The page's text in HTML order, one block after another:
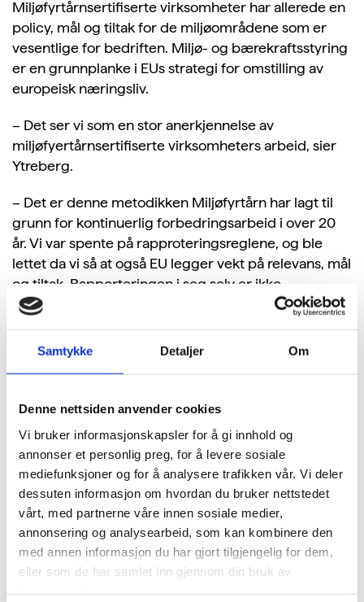
Samtykke Detaljer Om
Denne nettsiden anvender cookies
Vi bruker informasjonskapsler for å gi innhold og
annonser et personlig preg, for å levere sosiale
mediefunksjoner og for å analysere trafikken vår. Vi deler
dessuten informasjon om hvordan du bruker nettstedet
vårt, med partnerne våre innen sosiale medier,
annonsering og analysearbeid, som kan kombinere den
med annen informasjon du har gjort tilgjengelig for dem,
eller som de har samlet inn gjennom din bruk av
Miljøfyrtårnsertifiserte virksomheter har allerede en
policy, mål og tiltak for de miljøområdene som er
vesentlige for bedriften. Miljø- og bærekraftsstyring
er en grunnplanke i EUs strategi for omstilling av
europeisk næringsliv.
– Det ser vi som en stor anerkjennelse av
miljøfyertårnsertifiserte virksomheters arbeid, sier
Ytreberg.
– Det er denne metodikken Miljøfyrtårn har lagt til
grunn for kontinuerlig forbedringsarbeid i over 20
år. Vi var spente på rapproteringsreglene, og ble
lettet da vi så at også EU legger vekt på relevans, mål
og tiltak. Rapporteringen i seg selv er ikke
utelukkende et mål i seg selv, men et middel for
– Når EUs SMB-standard for bærekraftsrapportering
miljøfyrtårnbedrifter skal unngå dobbeltarbeid. Vi vil
bærekraftsstyring i norsk næringsliv, avslutter
Ytreberg.
Les mer om regelverkforbærekraftsrapportering
her, inkludert hvordan regnskapsloven nå definerer
mikroforetak, små, mellomstore og store bedrifter.
Se opptak av seminar om EUs forventninger til små